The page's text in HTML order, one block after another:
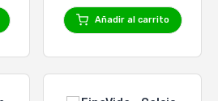
Añadir al carrito